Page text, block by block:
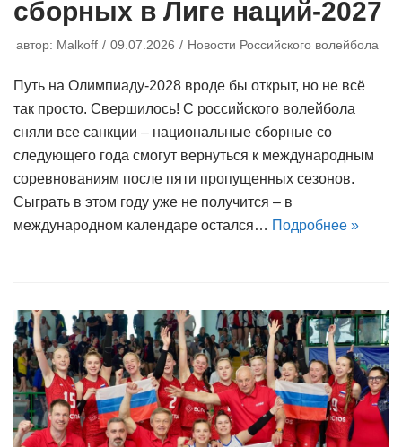
сборных в Лиге наций-2027
автор: Malkoff 09.07.2026 Новости Российского волейбола
Путь на Олимпиаду-2028 вроде бы открыт, но не всё
так просто. Свершилось! С российского волейбола
сняли все санкции – национальные сборные со
следующего года смогут вернуться к международным
соревнованиям после пяти пропущенных сезонов.
Сыграть в этом году уже не получится – в
международном календаре остался… Подробнее »